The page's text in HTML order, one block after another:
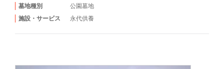
墓地種別
公園墓地
施設・サービス
永代供養